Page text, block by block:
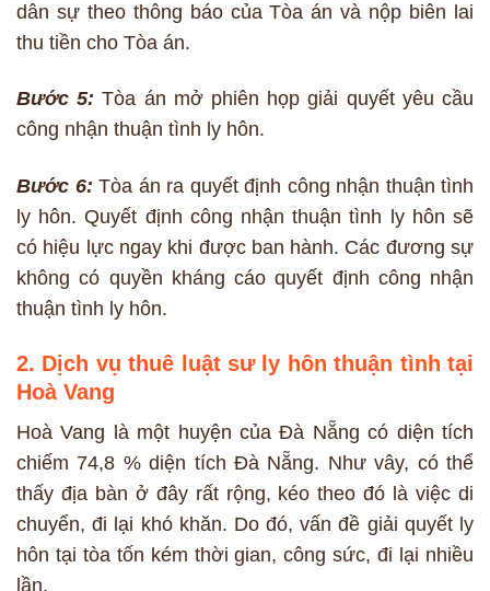
dân sự theo thông báo của Tòa án và nộp biên lai
thu tiền cho Tòa án.
Bước 5: Tòa án mở phiên họp giải quyết yêu cầu
công nhận thuận tình ly hôn.
Bước 6: Tòa án ra quyết định công nhận thuận tình
ly hôn. Quyết định công nhận thuận tình ly hôn sẽ
có hiệu lực ngay khi được ban hành. Các đương sự
không có quyền kháng cáo quyết định công nhận
thuận tình ly hôn.
2. Dịch vụ thuê luật sư ly hôn thuận tình tại
Hoà Vang
Hoà Vang là một huyện của Đà Nẵng có diện tích
chiếm 74,8 % diện tích Đà Nẵng. Như vây, có thể
thấy địa bàn ở đây rất rộng, kéo theo đó là việc di
chuyển, đi lại khó khăn. Do đó, vấn đề giải quyết ly
hôn tại tòa tốn kém thời gian, công sức, đi lại nhiều
lần.